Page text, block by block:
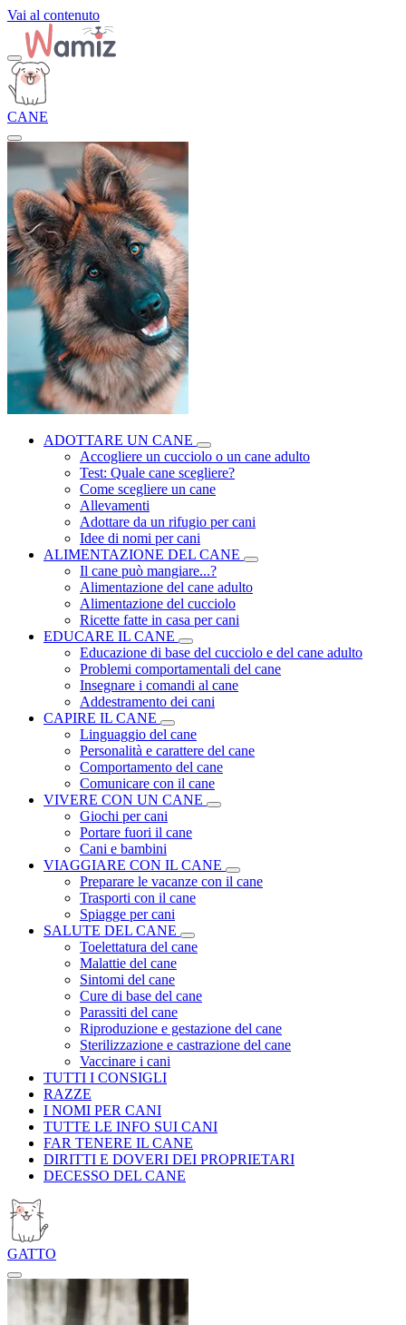
Vai al contenuto
CANE
ADOTTARE UN CANE
Accogliere un cucciolo o un cane adulto
Test: Quale cane scegliere?
Come scegliere un cane
Allevamenti
Adottare da un rifugio per cani
Idee di nomi per cani
ALIMENTAZIONE DEL CANE
Il cane può mangiare...?
Alimentazione del cane adulto
Alimentazione del cucciolo
Ricette fatte in casa per cani
EDUCARE IL CANE
Educazione di base del cucciolo e del cane adulto
Problemi comportamentali del cane
Insegnare i comandi al cane
Addestramento dei cani
CAPIRE IL CANE
Linguaggio del cane
Personalità e carattere del cane
Comportamento del cane
Comunicare con il cane
VIVERE CON UN CANE
Giochi per cani
Portare fuori il cane
Cani e bambini
VIAGGIARE CON IL CANE
Preparare le vacanze con il cane
Trasporti con il cane
Spiagge per cani
SALUTE DEL CANE
Toelettatura del cane
Malattie del cane
Sintomi del cane
Cure di base del cane
Parassiti del cane
Riproduzione e gestazione del cane
Sterilizzazione e castrazione del cane
Vaccinare i cani
TUTTI I CONSIGLI
RAZZE
I NOMI PER CANI
TUTTE LE INFO SUI CANI
FAR TENERE IL CANE
DIRITTI E DOVERI DEI PROPRIETARI
DECESSO DEL CANE
GATTO